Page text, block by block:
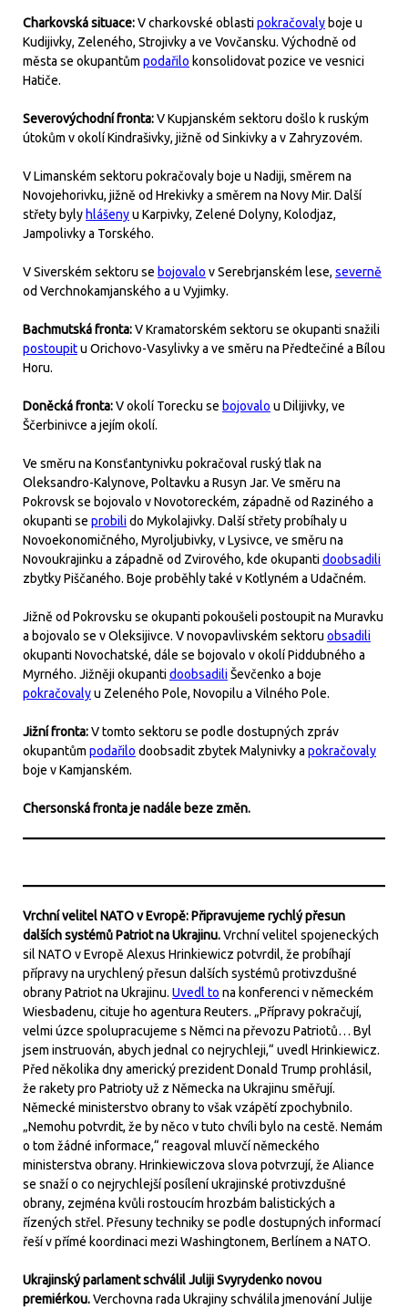
Charkovská situace:V charkovské oblastipokračovaly boje u
Kudijivky, Zeleného, Strojivky a ve Vovčansku. Východně od
města se okupantům podařilo konsolidovat pozice ve vesnici
Hatiče.
Severovýchodní fronta:V Kupjanském sektoru došlo k ruským
útokům v okolí Kindrašivky, jižně od Sinkivky a v Zahryzovém.
V Limanském sektoru pokračovaly boje u Nadiji, směrem na
Novojehorivku, jižně od Hrekivky a směrem na Novy Mir. Další
střety byly hlášenyu Karpivky, Zelené Dolyny, Kolodjaz,
Jampolivky a Torského.
V Siverském sektoru se bojovalo v Serebrjanském lese, severně
od Verchnokamjanského a u Vyjimky.
Bachmutská fronta:V Kramatorském sektoru se okupanti snažili
postoupitu Orichovo-Vasylivky a ve směru na Předtečiné a Bílou
Horu.
Doněcká fronta:V okolí Torecku se bojovalo u Dilijivky, ve
Ščerbinivce a jejím okolí.
Ve směru na Konsťantynivku pokračoval ruský tlak na
Oleksandro-Kalynove, Poltavku a Rusyn Jar. Ve směru na
Pokrovsk se bojovalo v Novotoreckém, západně od Raziného a
okupanti se probilido Mykolajivky. Další střety probíhaly u
Novoekonomičného, Myroljubivky, v Lysivce, ve směru na
Novoukrajinku a západně od Zvirového, kde okupantidoobsadili
zbytky Piščaného. Boje proběhly také v Kotlyném a Udačném.
Jižně od Pokrovsku se okupanti pokoušeli postoupit na Muravku
a bojovalo se v Oleksijivce. V novopavlivském sektoru obsadili
okupanti Novochatské, dále se bojovalo v okolí Piddubného a
Myrného. Jižněji okupantidoobsadiliŠevčenko a boje
pokračovalyu Zeleného Pole, Novopilu a Vilného Pole.
Jižní fronta:V tomto sektoru se podle dostupných zpráv
okupantům podařilo doobsadit zbytek Malynivky a pokračovaly
boje v Kamjanském.
Chersonská fronta je nadále beze změn.
Vrchní velitel NATO v Evropě: Připravujeme rychlý přesun
dalších systémů Patriot na Ukrajinu.Vrchní velitel spojeneckých
sil NATO v Evropě Alexus Hrinkiewicz potvrdil, že probíhají
přípravy na urychlený přesun dalších systémů protivzdušné
obrany Patriot na Ukrajinu. Uvedl to na konferenci v německém
Wiesbadenu, cituje ho agentura Reuters. „Přípravy pokračují,
velmi úzce spolupracujeme s Němci na převozu Patriotů… Byl
jsem instruován, abych jednal co nejrychleji,“ uvedl Hrinkiewicz.
Před několika dny americký prezident Donald Trump prohlásil,
že rakety pro Patrioty už z Německa na Ukrajinu směřují.
Německé ministerstvo obrany to však vzápětí zpochybnilo.
„Nemohu potvrdit, že by něco v tuto chvíli bylo na cestě. Nemám
o tom žádné informace,“ reagoval mluvčí německého
ministerstva obrany. Hrinkiewiczova slova potvrzují, že Aliance
se snaží o co nejrychlejší posílení ukrajinské protivzdušné
obrany, zejména kvůli rostoucím hrozbám balistických a
řízených střel. Přesuny techniky se podle dostupných informací
řeší v přímé koordinaci mezi Washingtonem, Berlínem a NATO.
Ukrajinský parlament schválil Juliji Svyrydenko novou
premiérkou.Verchovna rada Ukrajiny schválila jmenování Julije